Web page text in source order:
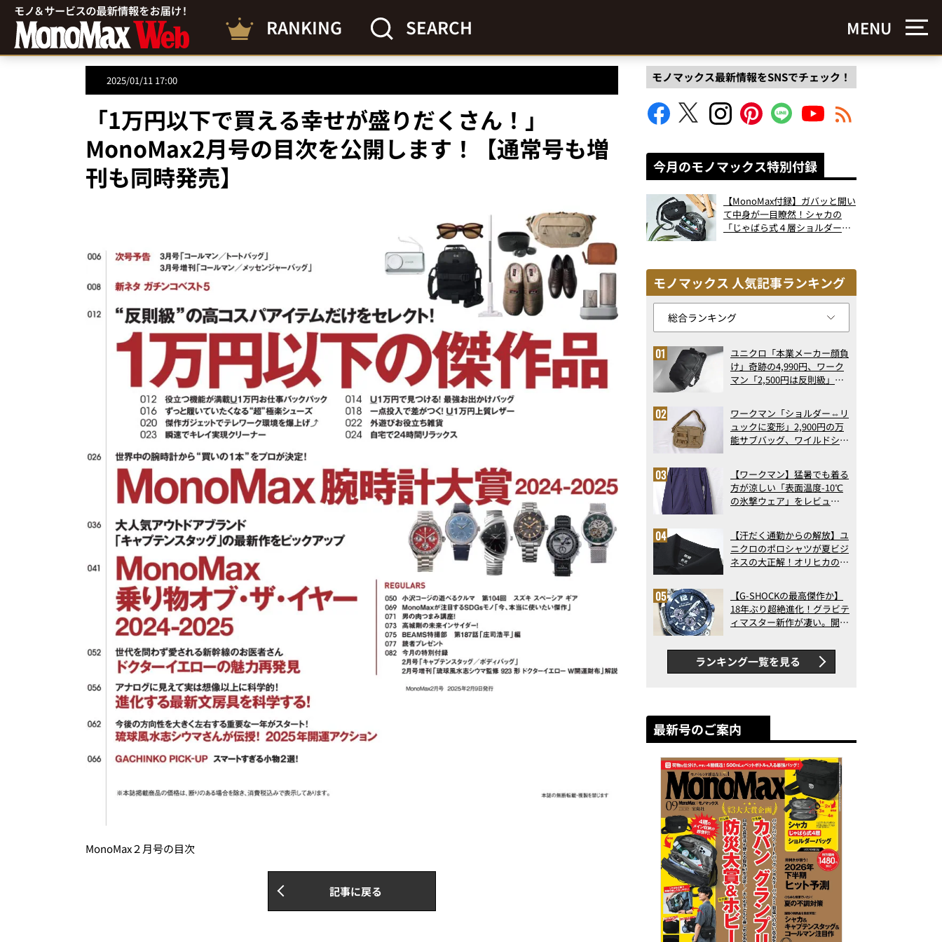
RANKING SEARCH MENU
2025/01/11 17:00
「1万円以下で買える幸せが盛りだくさん！」
MonoMax2月号の目次を公開します！【通常号も増
刊も同時発売】
MonoMax２月号の目次
記事に戻る
モノマックス最新情報をSNSでチェック！
今月のモノマックス特別付録
【MonoMax付録】ガバッと開い
て中身が一目瞭然！シャカの
「じゃばら式４層ショルダーバ
モノマックス 人気記事ランキング
ユニクロ「本業メーカー顔負
け」奇跡の4,990円、ワーク
マン「2,500円は反則級」凄
ト3】（2026年6月版）
ワークマン「ショルダー⇔リ
ュックに変形」2,900円の万
能サブバッグ、ワイルドシン
記事ランキングベスト3】
（2026年6月版）
【ワークマン】猛暑でも着る
方が涼しい「表面温度-10℃
の氷撃ウェア」をレビュ
【汗だく通勤からの解放】ユ
ニクロのポロシャツが夏ビジ
ネスの大正解！オリヒカの透
アの実力
【G-SHOCKの最高傑作か】
18年ぶり超絶進化！グラビテ
ィマスター新作が凄い。開発
新ムーブメントの衝撃
ランキング一覧を見る
最新号のご案内